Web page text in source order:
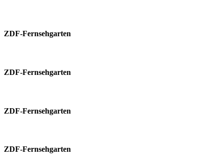
ZDF-Fernsehgarten
ZDF-Fernsehgarten
ZDF-Fernsehgarten
ZDF-Fernsehgarten